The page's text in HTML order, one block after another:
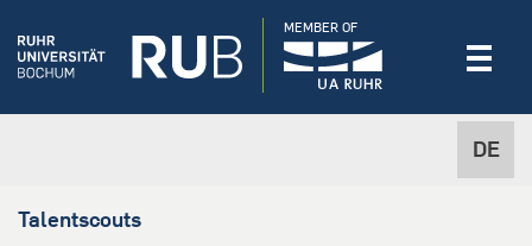
DE
MEMBER OF
Talentscouts